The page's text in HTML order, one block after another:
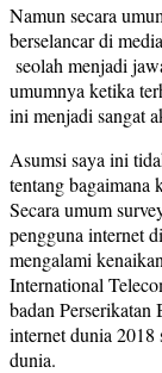
Namun secara
berselancar di
seolah menjadi
umumnya ketika
ini menjadi sangat
Asumsi saya ini
tentang bagaimana
Secara umum
pengguna internet
mengalami
International
badan
internet dunia 2018
dunia.